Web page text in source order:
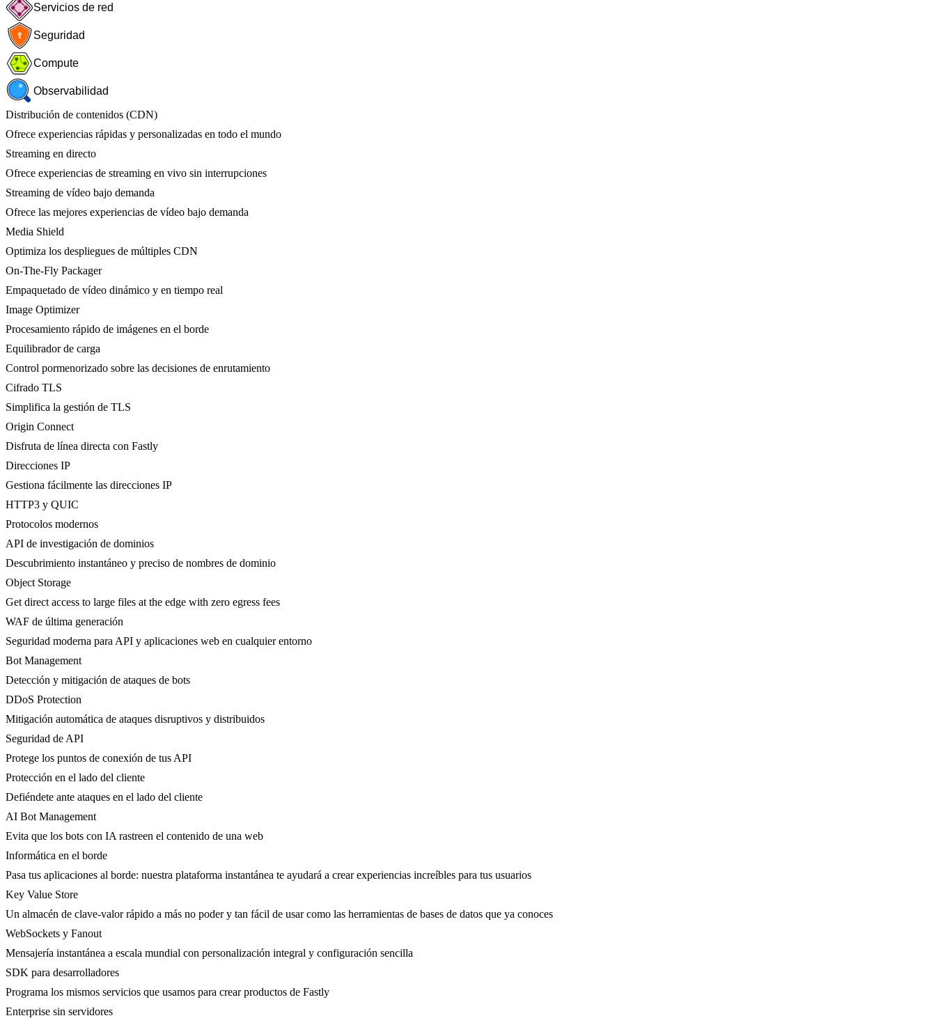
Servicios de red
Seguridad
Compute
Observabilidad
Distribución de contenidos (CDN)
Ofrece experiencias rápidas y personalizadas en todo el mundo
Streaming en directo
Ofrece experiencias de streaming en vivo sin interrupciones
Streaming de vídeo bajo demanda
Ofrece las mejores experiencias de vídeo bajo demanda
Media Shield
Optimiza los despliegues de múltiples CDN
On-The-Fly Packager
Empaquetado de vídeo dinámico y en tiempo real
Image Optimizer
Procesamiento rápido de imágenes en el borde
Equilibrador de carga
Control pormenorizado sobre las decisiones de enrutamiento
Cifrado TLS
Simplifica la gestión de TLS
Origin Connect
Disfruta de línea directa con Fastly
Direcciones IP
Gestiona fácilmente las direcciones IP
HTTP3 y QUIC
Protocolos modernos
API de investigación de dominios
Descubrimiento instantáneo y preciso de nombres de dominio
Object Storage
Get direct access to large files at the edge with zero egress fees
WAF de última generación
Seguridad moderna para API y aplicaciones web en cualquier entorno
Bot Management
Detección y mitigación de ataques de bots
DDoS Protection
Mitigación automática de ataques disruptivos y distribuidos
Seguridad de API
Protege los puntos de conexión de tus API
Protección en el lado del cliente
Defiéndete ante ataques en el lado del cliente
AI Bot Management
Evita que los bots con IA rastreen el contenido de una web
Informática en el borde
Pasa tus aplicaciones al borde: nuestra plataforma instantánea te ayudará a crear experiencias increíbles para tus usuarios
Key Value Store
Un almacén de clave-valor rápido a más no poder y tan fácil de usar como las herramientas de bases de datos que ya conoces
WebSockets y Fanout
Mensajería instantánea a escala mundial con personalización integral y configuración sencilla
SDK para desarrolladores
Programa los mismos servicios que usamos para crear productos de Fastly
Enterprise sin servidores